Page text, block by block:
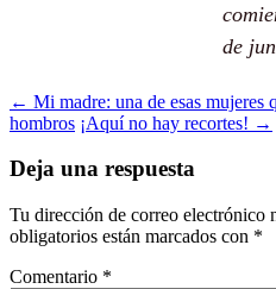
de
Navegación
de
entradas
← Mi madre: una de esas mujeres
hombros ¡Aquí no hay recortes! →
Deja una respuesta
Tu dirección de correo electrónico
obligatorios están marcados con *
Comentario *